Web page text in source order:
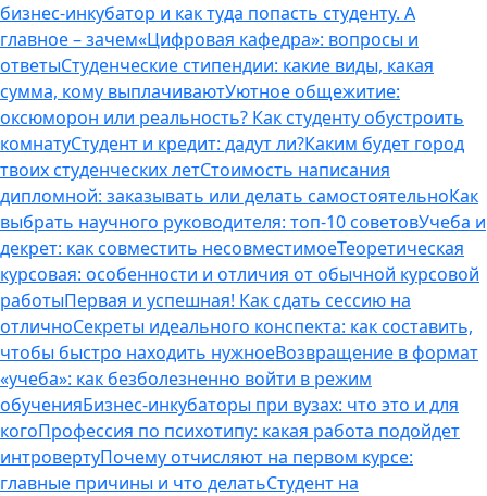
бизнес-инкубатор и как туда попасть студенту. А
главное – зачем«Цифровая кафедра»: вопросы и
ответыСтуденческие стипендии: какие виды, какая
сумма, кому выплачиваютУютное общежитие:
оксюморон или реальность? Как студенту обустроить
комнатуСтудент и кредит: дадут ли?Каким будет город
твоих студенческих летСтоимость написания
дипломной: заказывать или делать самостоятельноКак
выбрать научного руководителя: топ-10 советовУчеба и
декрет: как совместить несовместимоеТеоретическая
курсовая: особенности и отличия от обычной курсовой
работыПервая и успешная! Как сдать сессию на
отличноСекреты идеального конспекта: как составить,
чтобы быстро находить нужноеВозвращение в формат
«учеба»: как безболезненно войти в режим
обученияБизнес-инкубаторы при вузах: что это и для
когоПрофессия по психотипу: какая работа подойдет
интровертуПочему отчисляют на первом курсе:
главные причины и что делатьСтудент на